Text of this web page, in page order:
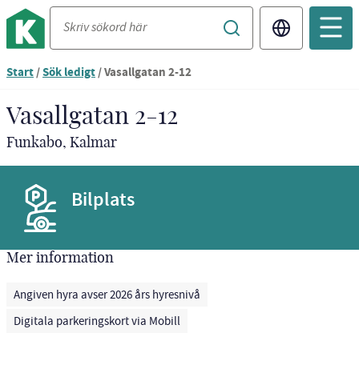
Translate
Start/Sök ledigt/Vasallgatan 2-12
Vasallgatan 2-12
Funkabo, Kalmar
Bilplats
Mer information
Angiven hyra avser 2026 års hyresnivå
Digitala parkeringskort via Mobill